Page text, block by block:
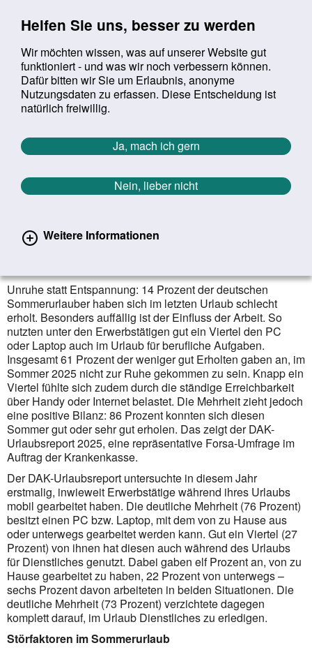
Helfen Sie uns, besser zu werden
Wir möchten wissen, was auf unserer Website gut
funktioniert - und was wir noch verbessern können.
Dafür bitten wir Sie um Erlaubnis, anonyme
Nutzungsdaten zu erfassen. Diese Entscheidung ist
natürlich freiwillig.
Ja, mach ich gern
Nein, lieber nicht
Weitere Informationen
Suchbegriff:
Sie befinden sich hier:
Startseite Aktuelles Aktuelle Meldungen
Aktuelle Meldungen
Zurück zur Übersicht erster
vorheriger
129/1627
DAK-Urlaubsreport: Zur Ruhe
Unruhe statt Entspannung: 14 Prozent der deutschen
Sommerurlauber haben sich im letzten Urlaub schlecht
erholt. Besonders auffällig ist der Einfluss der Arbeit. So
nutzten unter den Erwerbstätigen gut ein Viertel den PC
oder Laptop auch im Urlaub für berufliche Aufgaben.
Insgesamt 61 Prozent der weniger gut Erholten gaben an, im
Sommer 2025 nicht zur Ruhe gekommen zu sein. Knapp ein
Viertel fühlte sich zudem durch die ständige Erreichbarkeit
über Handy oder Internet belastet. Die Mehrheit zieht jedoch
eine positive Bilanz: 86 Prozent konnten sich diesen
Sommer gut oder sehr gut erholen. Das zeigt der DAK-
Urlaubsreport 2025, eine repräsentative Forsa-Umfrage im
Auftrag der Krankenkasse.
Der DAK-Urlaubsreport untersuchte in diesem Jahr
erstmalig, inwieweit Erwerbstätige während ihres Urlaubs
mobil gearbeitet haben. Die deutliche Mehrheit (76 Prozent)
besitzt einen PC bzw. Laptop, mit dem von zu Hause aus
oder unterwegs gearbeitet werden kann. Gut ein Viertel (27
Prozent) von ihnen hat diesen auch während des Urlaubs
für Dienstliches genutzt. Dabei gaben elf Prozent an, von zu
Hause gearbeitet zu haben, 22 Prozent von unterwegs –
sechs Prozent davon arbeiteten in beiden Situationen. Die
deutliche Mehrheit (73 Prozent) verzichtete dagegen
komplett darauf, im Urlaub Dienstliches zu erledigen.
Störfaktoren im Sommerurlaub